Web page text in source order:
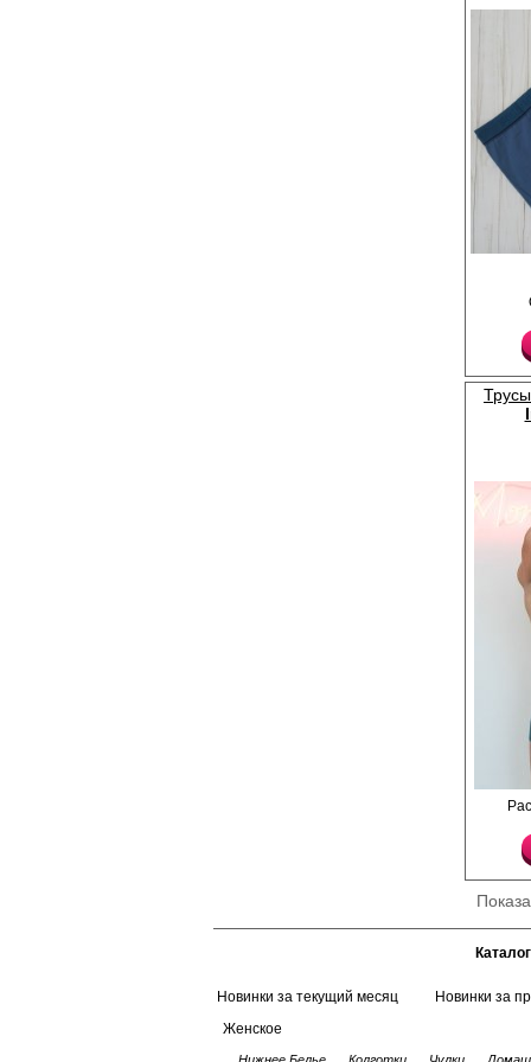
бережная стирка
профилированным
резинкой. Размеры:
Трусы боксеры из
резинке с
Каталог
Новинки за текущий месяц Новинки за
Женское